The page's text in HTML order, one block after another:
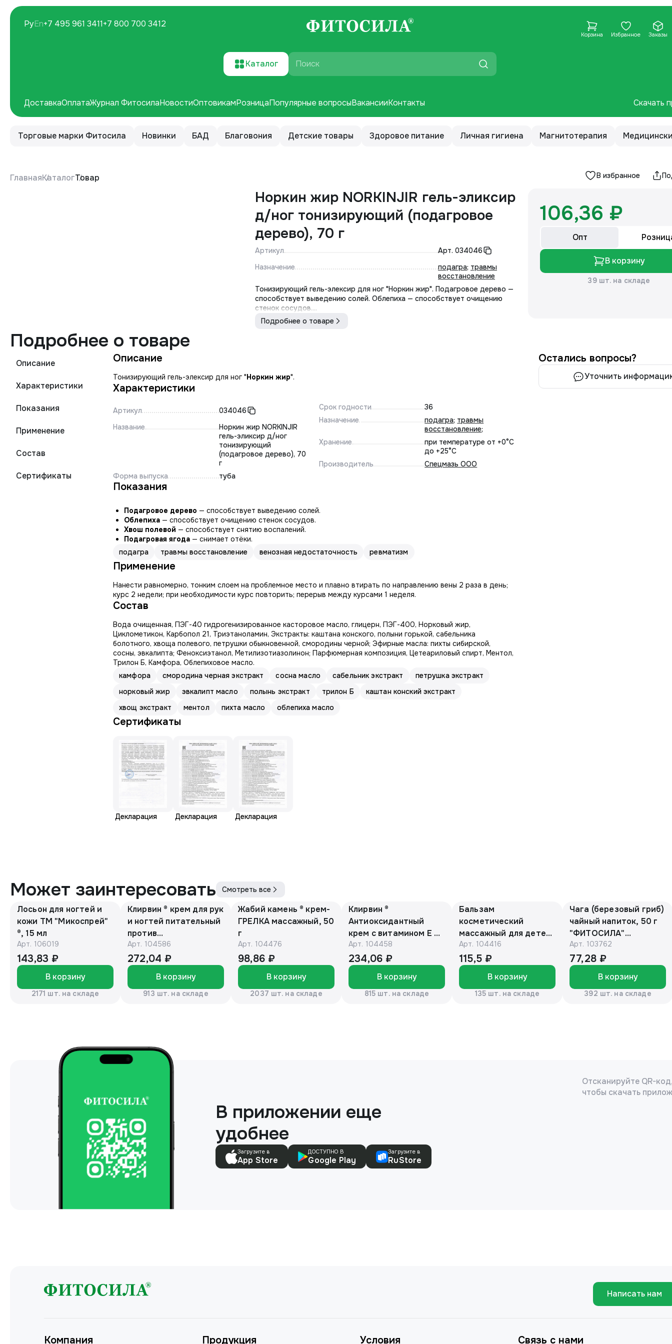
Корзина Избранное Заказы
Скачать
ДоставкаОплатаЖурнал ФитосилаНовостиОптовикамРозницаПопулярные вопросыВакансииКонтакты
РуEn+7 495 961 3411+7 800 700 3412
Каталог Поиск
Торговые марки Фитосила Новинки БАД Благовония Детские товары Здоровое питание Личная гигиена Магнитотерапия
ГлавнаяКаталогТовар В избранное
Норкин жир NORKINJIR гель-эликсир
д/ног тонизирующий (подагровое
дерево), 70 г
Артикул Арт. 034046
Назначение
подагра; травмы
восстановление
Тонизирующий гель-элексир для ног "Норкин жир". Подагровое дерево —
способствует выведению солей. Облепиха — способствует очищению
стенок сосудов....
Подробнее о товаре
106,36 ₽
Опт
В корзину
39 шт. на складе
Подробнее о товаре
Описание
Характеристики
Показания
Применение
Состав
Сертификаты
Описание
Тонизирующий гель-элексир для ног "Норкин жир".
Характеристики
Артикул
034046
Название
Норкин жир NORKINJIR
гель-эликсир д/ног
тонизирующий
(подагровое дерево), 70
г
Форма выпуска
туба
Срок годности
36
Назначение
подагра; травмы
восстановление;
Хранение
при температуре от +0°С
до +25°С
Производитель
Спецмазь ООО
Показания
Подагровое дерево — способствует выведению солей.
Облепиха — способствует очищению стенок сосудов.
Хвош полевой — способствует снятию воспалений.
Подагровая ягода — снимает отёки.
подагра
травмы восстановление венозная недостаточность ревматизм
Применение
Нанести равномерно, тонким слоем на проблемное место и плавно втирать по направлению вены 2 раза в день;
курс 2 недели; при необходимости курс повторить; перерыв между курсами 1 неделя.
Состав
Вода очищенная, ПЭГ-40 гидрогенизированное касторовое масло, глицерн, ПЭГ-400, Норковый жир,
Циклометикон, Карбопол 21, Триэтаноламин, Экстракты: каштана конского, полыни горькой, сабельника
болотного, хвоща полевого, петрушки обыкновенной, смородины черной; Эфирные масла: пихты сибирской,
сосны, эвкалипта; Феноксиэтанол, Метилизотиазолинон; Парфюмерная композиция, Цетеариловый спирт, Ментол,
Трилон Б, Камфора, Облепиховое масло.
камфора
смородина черная экстракт сосна масло сабельник экстракт
петрушка экстракт
норковый жир
эвкалипт масло полынь экстракт трилон Б
каштан конский экстракт
хвощ экстракт
ментол пихта масло облепиха масло
Сертификаты
Декларация Декларация Декларация
Остались вопросы?
Уточнить
Может заинтересовать Смотреть все
Лосьон для ногтей и
кожи ТМ "Микоспрей"
®, 15 мл
Арт. 106019
143,83 ₽
В корзину
2171 шт. на складе
Клирвин ® крем для рук
и ногтей питательный
против
гиперпигментации для
осветления кожи 75 г
Арт. 104586
272,04 ₽
В корзину
913 шт. на складе
Жабий камень ® крем-
ГРЕЛКА массажный, 50
г
Арт. 104476
98,86 ₽
В корзину
2037 шт. на складе
Клирвин ®
Антиоксидантный
крем с витамином Е и
маслом макадамии
150г
Арт. 104458
234,06 ₽
В корзину
815 шт. на складе
Бальзам
косметический
массажный для детей
с барсучьим жиром
50г. «Эколон»®
Арт. 104416
115,5 ₽
В корзину
135 шт. на складе
Чага (березовый гриб)
чайный напиток, 50 г
"ФИТОСИЛА"
(коробочка)
Арт. 103762
77,28 ₽
В корзину
392 шт. на складе
В приложении еще
удобнее
Загрузите в
App Store
ДОСТУПНО В
Google Play
Загрузите в
RuStore
Отсканируйте QR-код,
чтобы скачать
Написать нам
Компания Продукция Условия Связь с нами